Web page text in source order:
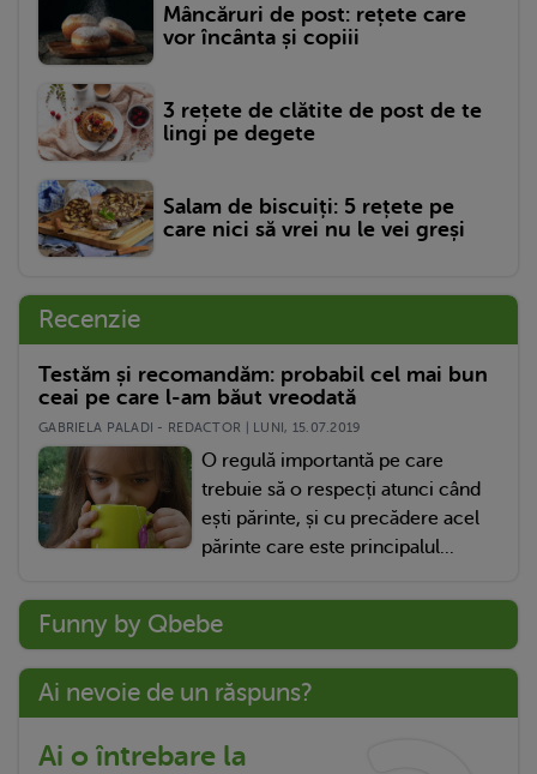
Mâncăruri de post: rețete care
vor încânta și copiii
3 rețete de clătite de post de te
lingi pe degete
Salam de biscuiți: 5 rețete pe
care nici să vrei nu le vei greși
Recenzie
Testăm și recomandăm: probabil cel mai bun
ceai pe care l-am băut vreodată
GABRIELA PALADI - REDACTOR | LUNI, 15.07.2019
O regulă importantă pe care
trebuie să o respecți atunci când
ești părinte, și cu precădere acel
părinte care este principalul...
Funny by Qbebe
Ai nevoie de un răspuns?
Ai o întrebare la